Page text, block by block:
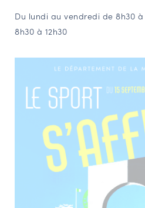
Du lundi au vendredi de 8h30
8h30 à 12h30